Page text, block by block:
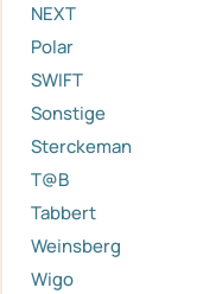
NEXT
Polar
SWIFT
Sonstige
Sterckeman
T@B
Tabbert
Weinsberg
Wigo